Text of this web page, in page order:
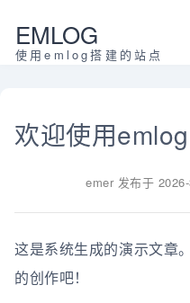
EMLOG
使用emlog搭建的站点
欢迎使用emlog
emer 发布于
这是系统生成的演示文章
的创作吧！